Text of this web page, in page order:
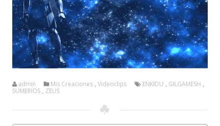
admin Mis Creaciones , Videoclips ENKIDU , GILGAMESH ,
SUMERIOS , ZEUS